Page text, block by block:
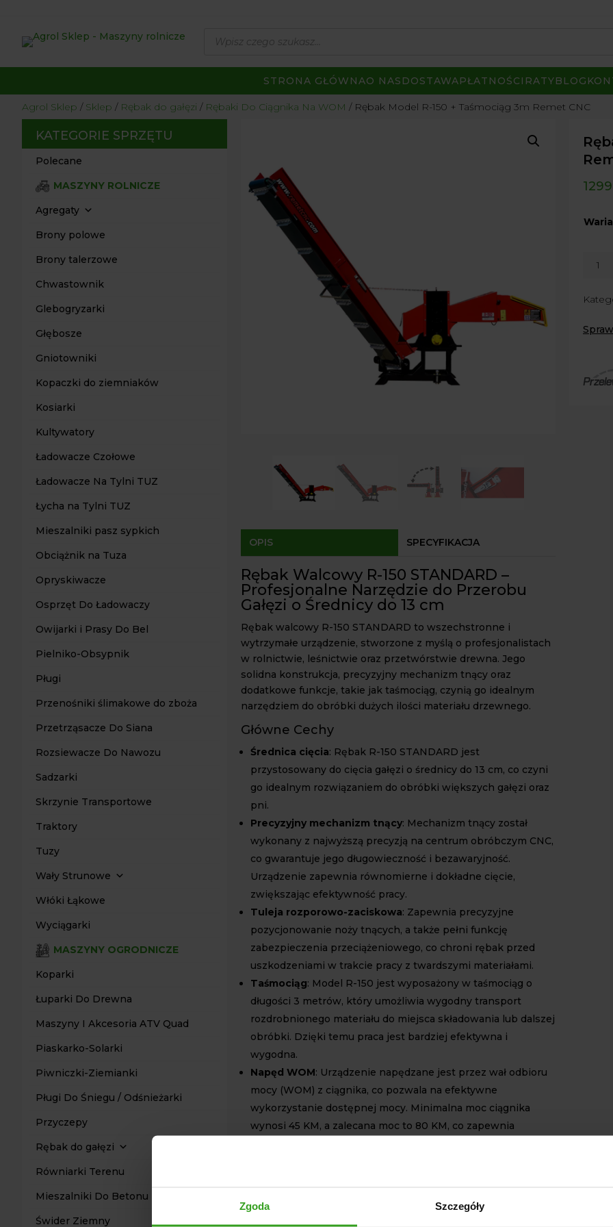
Zgoda Szczegóły
produktów
STRONA GŁÓWNAO NAS DOSTAWAPŁATNOŚCI RATYBLOG
Agrol Sklep Sklep Rębak do gałęzi Rębaki Do Ciągnika Na WOM Rębak Model R-150 + Taśmociąg 3m Remet CNC
KATEGORIE SPRZĘTU
Polecane
MASZYNY ROLNICZE
Agregaty
Brony polowe
Brony talerzowe
Chwastownik
Glebogryzarki
Głębosze
Gniotowniki
Kopaczki do ziemniaków
Kosiarki
Kultywatory
Ładowacze Czołowe
Ładowacze Na Tylni TUZ
Łycha na Tylni TUZ
Mieszalniki pasz sypkich
Obciążnik na Tuza
Opryskiwacze
Osprzęt Do Ładowaczy
Owijarki i Prasy Do Bel
Pielniko-Obsypnik
Pługi
Przenośniki ślimakowe do zboża
Przetrząsacze Do Siana
Rozsiewacze Do Nawozu
Sadzarki
Skrzynie Transportowe
Traktory
Tuzy
Wały Strunowe
Włóki Łąkowe
Wyciągarki
MASZYNY OGRODNICZE
Koparki
Łuparki Do Drewna
Maszyny I Akcesoria ATV Quad
Piaskarko-Solarki
Piwniczki-Ziemianki
Pługi Do Śniegu / Odśnieżarki
Przyczepy
Rębak do gałęzi
Równiarki Terenu
Mieszalniki Do Betonu
Świder Ziemny
OPIS SPECYFIKACJA
Rębak Walcowy R-150 STANDARD –
Profesjonalne Narzędzie do Przerobu
Gałęzi o Średnicy do 13 cm
Rębak walcowy R-150 STANDARD to wszechstronne i
wytrzymałe urządzenie, stworzone z myślą o profesjonalistach
w rolnictwie, leśnictwie oraz przetwórstwie drewna. Jego
solidna konstrukcja, precyzyjny mechanizm tnący oraz
dodatkowe funkcje, takie jak taśmociąg, czynią go idealnym
narzędziem do obróbki dużych ilości materiału drzewnego.
Główne Cechy
Średnica cięcia: Rębak R-150 STANDARD jest
przystosowany do cięcia gałęzi o średnicy do 13 cm, co czyni
go idealnym rozwiązaniem do obróbki większych gałęzi oraz
pni.
Precyzyjny mechanizm tnący: Mechanizm tnący został
wykonany z najwyższą precyzją na centrum obróbczym CNC,
co gwarantuje jego długowieczność i bezawaryjność.
Urządzenie zapewnia równomierne i dokładne cięcie,
zwiększając efektywność pracy.
Tuleja rozporowo-zaciskowa: Zapewnia precyzyjne
pozycjonowanie noży tnących, a także pełni funkcję
zabezpieczenia przeciążeniowego, co chroni rębak przed
uszkodzeniami w trakcie pracy z twardszymi materiałami.
Taśmociąg: Model R-150 jest wyposażony w taśmociąg o
długości 3 metrów, który umożliwia wygodny transport
rozdrobnionego materiału do miejsca składowania lub dalszej
obróbki. Dzięki temu praca jest bardziej efektywna i
wygodna.
Napęd WOM: Urządzenie napędzane jest przez wał odbioru
mocy (WOM) z ciągnika, co pozwala na efektywne
wykorzystanie dostępnej mocy. Minimalna moc ciągnika
wynosi 45 KM, a zalecana moc to 80 KM, co zapewnia
rozbieralne, co ułatwia konserwację i serwisowanie.
R-
+
Agrol